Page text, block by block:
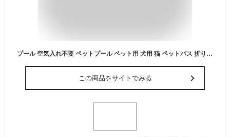
プール 空気入れ不要 ペットプール ペット用 犬用 猫 ペットバス 折りたたみ 小さめ 100cm 80cm 60cm 安い ビニールプール ワンタッチ ベランダ 折りたたみ式 折り畳みプール バスグッズ バスタブ 丸型 円形 サークルタイプ 水遊び お風呂 レジャー 介護 老犬 庭 23c26-mcv0
この商品をサイトでみる